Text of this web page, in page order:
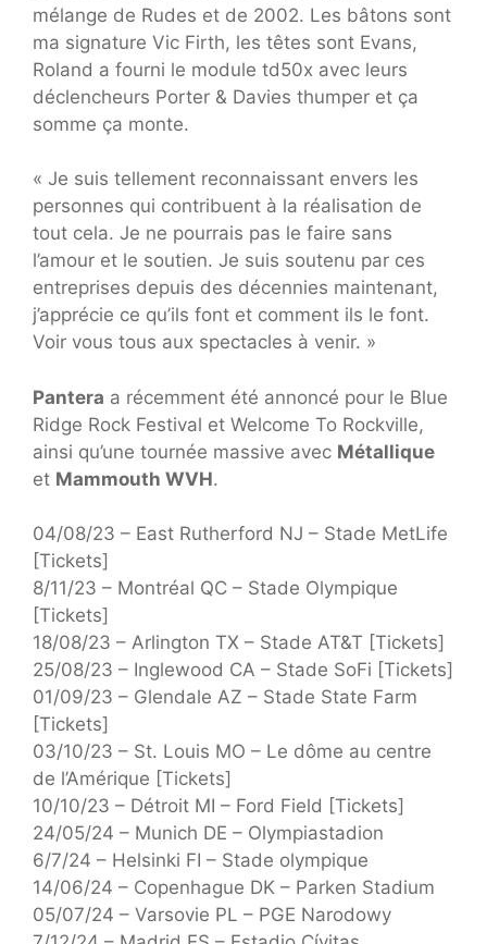
mélange de Rudes et de 2002. Les bâtons sont
ma signature Vic Firth, les têtes sont Evans,
Roland a fourni le module td50x avec leurs
déclencheurs Porter & Davies thumper et ça
somme ça monte.
« Je suis tellement reconnaissant envers les
personnes qui contribuent à la réalisation de
tout cela. Je ne pourrais pas le faire sans
l’amour et le soutien. Je suis soutenu par ces
entreprises depuis des décennies maintenant,
j’apprécie ce qu’ils font et comment ils le font.
Voir vous tous aux spectacles à venir. »
Pantera a récemment été annoncé pour le Blue
Ridge Rock Festival et Welcome To Rockville,
ainsi qu’une tournée massive avec Métallique
et Mammouth WVH.
04/08/23 – East Rutherford NJ – Stade MetLife
[Tickets]
8/11/23 – Montréal QC – Stade Olympique
[Tickets]
18/08/23 – Arlington TX – Stade AT&T [Tickets]
25/08/23 – Inglewood CA – Stade SoFi [Tickets]
01/09/23 – Glendale AZ – Stade State Farm
[Tickets]
03/10/23 – St. Louis MO – Le dôme au centre
de l’Amérique [Tickets]
10/10/23 – Détroit MI – Ford Field [Tickets]
24/05/24 – Munich DE – Olympiastadion
6/7/24 – Helsinki FI – Stade olympique
14/06/24 – Copenhague DK – Parken Stadium
05/07/24 – Varsovie PL – PGE Narodowy